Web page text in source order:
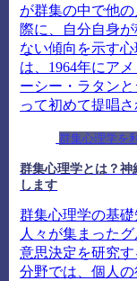
が群集の中で他
際に、自分自身
ない傾向を示す
は、1964年にア
ーシー・ラタン
って初めて提唱さ
群集心理学を
群集心理学とは？
します
群集心理学の基礎
人々が集まった
意思決定を研究
分野では、個人